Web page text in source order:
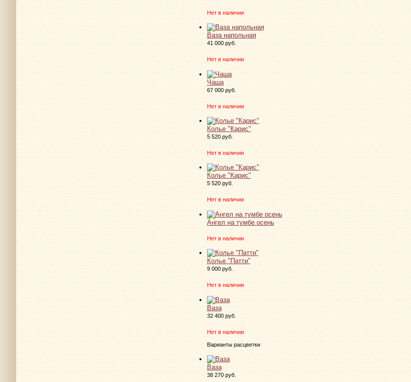
Нет в наличии
Ваза напольная
41 000 руб.
Нет в наличии
Чаша
67 000 руб.
Нет в наличии
Колье "Карис"
5 520 руб.
Нет в наличии
Колье "Карис"
5 520 руб.
Нет в наличии
Ангел на тумбе осень
Нет в наличии
Колье "Патти"
9 000 руб.
Нет в наличии
Ваза
32 400 руб.
Нет в наличии
Варианты расцветки
Ваза
38 270 руб.